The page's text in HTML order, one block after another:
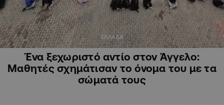
ΕΛΛΑΔΑ
Ένα ξεχωριστό αντίο στον Άγγελο:
Μαθητές σχημάτισαν το όνομα του με τα
σώματά τους